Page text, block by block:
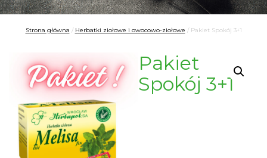
Strona główna / Herbatki ziołowe i owocowo-ziołowe / Pakiet Spokój 3+1
Pakiet
Spokój 3+1